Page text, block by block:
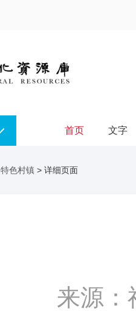
首页 文字
特色村镇 > 详细页面
来源：